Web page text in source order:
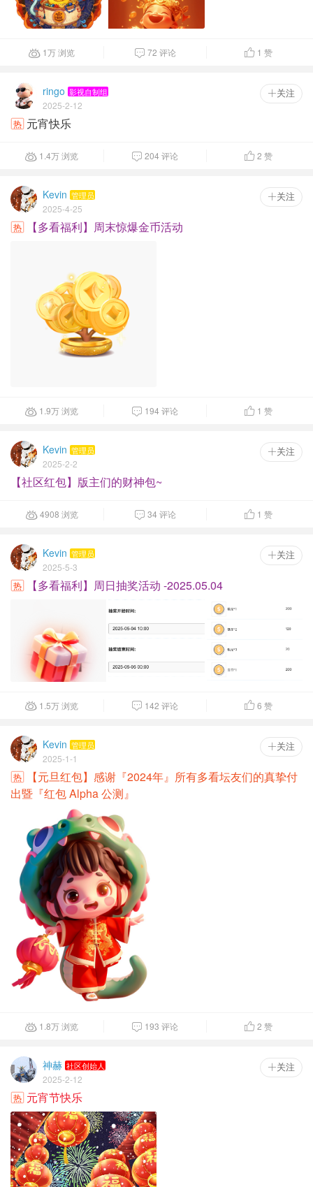
 1万浏览  72 评论  1 赞
ringo 影视自制组
2025-2-12
 关注
热 元宵快乐
 1.4万浏览  204 评论 2 赞
Kevin 管理员
2025-4-25
 关注
热 【多看福利】周末惊爆金币活动
 1.9万浏览  194 评论  1 赞
Kevin 管理员
2025-2-2
 关注
【社区红包】版主们的财神包~
4908 浏览  34 评论  1 赞
Kevin 管理员
2025-5-3
 关注
热 【多看福利】周日抽奖活动 -2025.05.04
 1.5万浏览  142 评论 6 赞
Kevin 管理员
2025-1-1
 关注
热
【元旦红包】感谢『2024年』所有多看坛友们的真挚付
出暨『红包 Alpha 公测』
 1.8万浏览  193 评论 2 赞
神赫 社区创始人
2025-2-12
 关注
热 元宵节快乐